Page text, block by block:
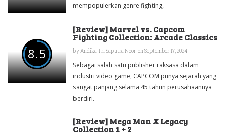
mempopulerkan genre fighting,
8.5
[Review] Marvel vs. Capcom
Fighting Collection: Arcade Classics
byAndika Tri Saputra Noor on September 17, 2024
Sebagai salah satu publisher raksasa dalam
industri video game, CAPCOM punya sejarah yang
sangat panjang selama 45 tahun perusahaannya
berdiri.
[Review] Mega Man X Legacy
Collection 1 + 2